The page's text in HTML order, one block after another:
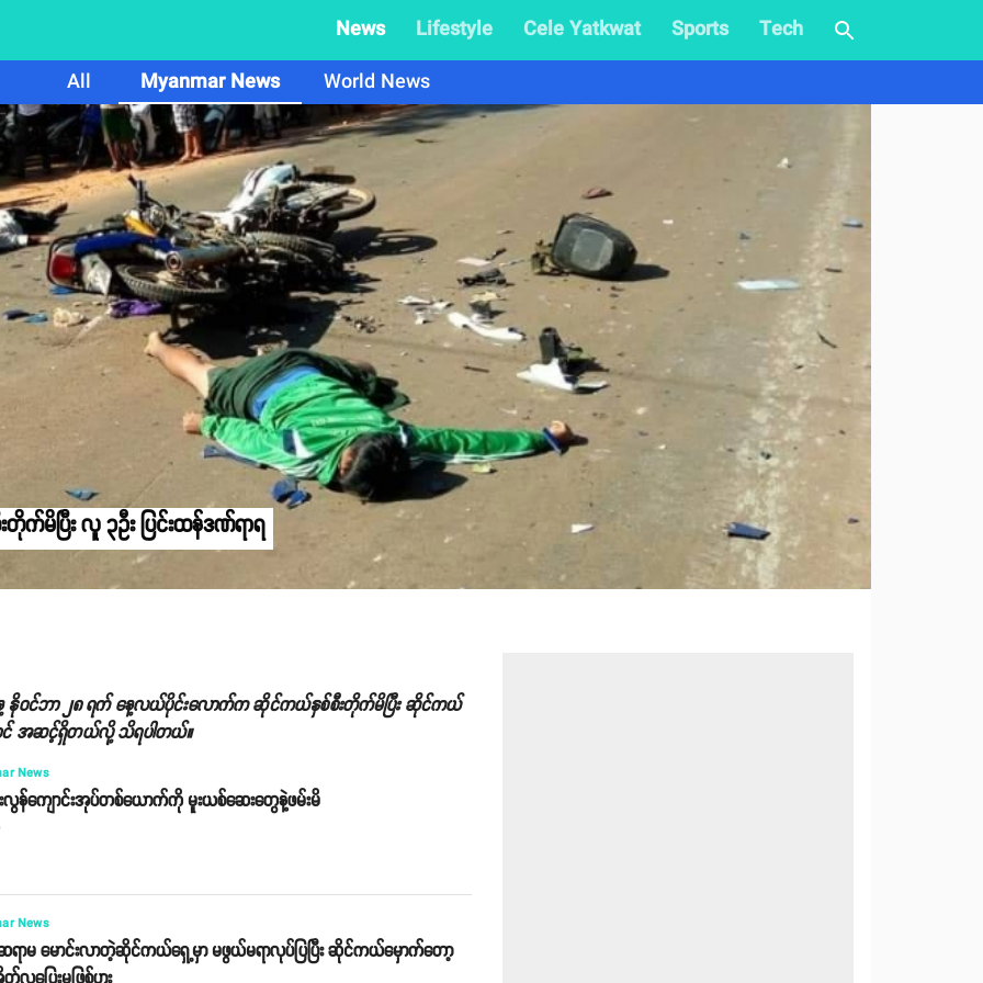
News Lifestyle Cele Yatkwat Sports
Tech
All
Myanmar News World News
က်မိပြီး လူ ၃ဦး ပြင်းထန်ဒဏ်ရာရ
ေ့ နိုဝင်ဘာ ၂၈ ရက် နေ့လယ်ပိုင်းလောက်က ဆိုင်ကယ်နှစ်စီးတိုက်မိပြီး ဆိုင်ကယ်
ောင် အဆင့်ရှိတယ်လို့ သိရပါတယ်။
News
န်ကျောင်းအုပ်တစ်ယောက်ကို မူးယစ်ဆေးတွေနဲ့ဖမ်းမိ
News
ဆရာမ မောင်းလာတဲ့ဆိုင်ကယ်ရှေ့မှာ မဖွယ်မရာလုပ်ပြပြီး ဆိုင်ကယ်မှောက်တော့